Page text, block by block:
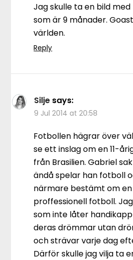
Jag skulle ta en bild
som är 9 månader.
världen.
Reply
Silje says:
9 Jul 2014 at 20:58
Fotbollen hägrar över
se ett inslag om en 11-
från Brasilien. Gabriel
ändå spelar han fotboll
närmare bestämt om
proffessionell fotboll.
som inte låter
deras drömmar utan
och strävar varje dag
Därför skulle jag vilja ta